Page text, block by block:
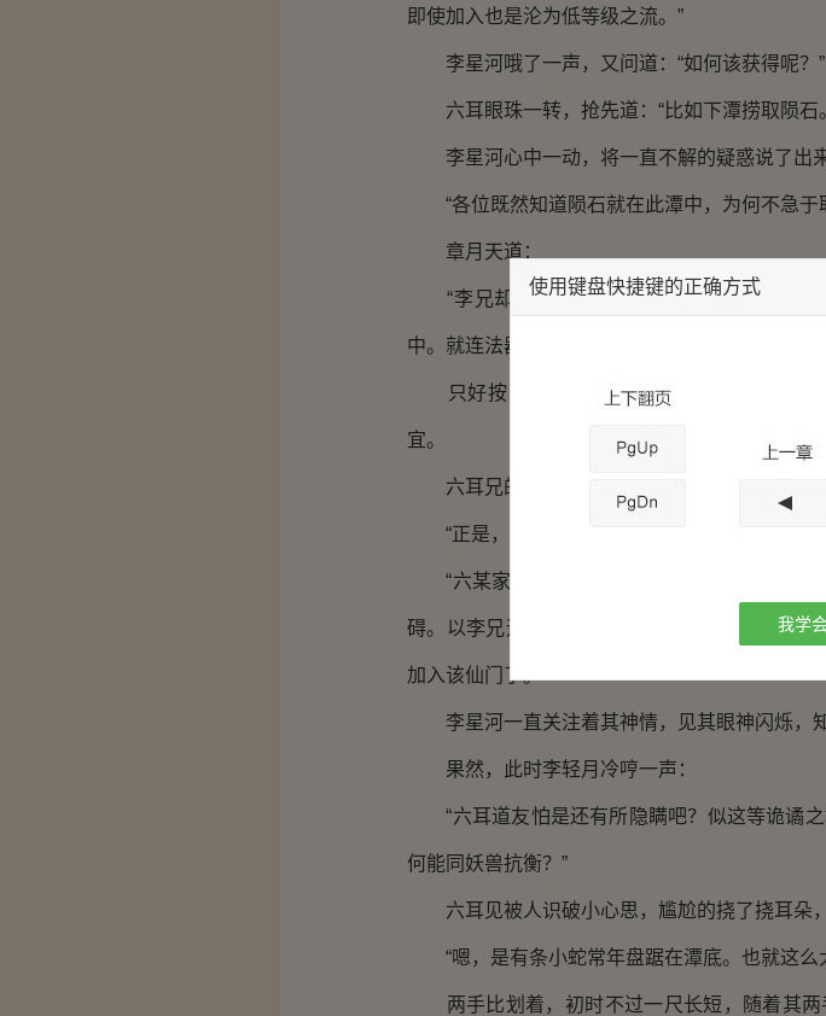
即使加入也是沦为低等级之流。”
李星河哦了一声，又问道：“如何该获得呢？”
六耳眼珠一转，抢先道：“比如下潭捞取陨石
李星河心中一动，将一直不解的疑惑说了出来
“各位既然知道陨石就在此潭中，为何不急于
章月天道：
“李兄却是有所不知了。我等方才已经试过
中。就连法器飞至潭水上空都会掉落潭中。
只好按照仙魔两盟的惯例，由各派弟子间
宜。
六耳兄的意思，莫非是说此潭对李兄这样的未
“正是，正是。”六耳呵呵笑道，
“六某家族刚好就在这十万大山之中，对此地
碍。以李兄远超凡人的实力，想来取到区区石
加入该仙门了。”
李星河一直关注着其神情，见其眼神闪烁，知
果然，此时李轻月冷哼一声：
“六耳道友怕是还有所隐瞒吧？似这等诡谲之
何能同妖兽抗衡？”
六耳见被人识破小心思，尴尬的挠了挠耳朵，
“嗯，是有条小蛇常年盘踞在潭底。也就这
两手比划着，初时不过一尺长短，随着其两
使用键盘快捷键的正确方式
我学